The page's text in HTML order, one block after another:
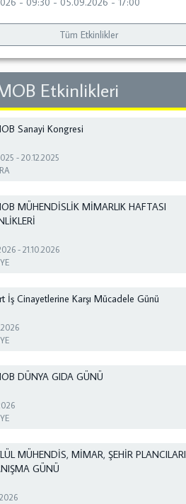
Tüm Etkinlikler
Etkinlikleri
Sanayi Kongresi
-20.12.2025
MÜHENDİSLİK MİMARLIK HAFTASI
-21.10.2026
İş Cinayetlerine Karşı Mücadele Günü
DÜNYA GIDA GÜNÜ
MÜHENDİS, MİMAR, ŞEHİR PLANCILARI
GÜNÜ